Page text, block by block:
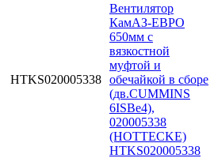
HTKS020005338
Вентилятор
КамАЗ-ЕВРО
650мм с
вязкостной
муфтой и
обечайкой в сборе
(дв.CUMMINS
6ISBe4),
020005338
(HOTTECKE)
HTKS020005338